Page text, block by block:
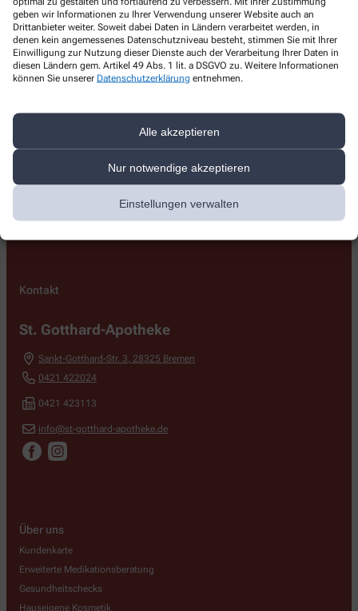
geben wir Informationen zu Ihrer Verwendung unserer Website auch an
Drittanbieter weiter. Soweit dabei Daten in Ländern verarbeitet werden, in
denen kein angemessenes Datenschutzniveau besteht, stimmen Sie mit Ihrer
Einwilligung zur Nutzung dieser Dienste auch der Verarbeitung Ihrer Daten in
diesen Ländern gem. Artikel 49 Abs. 1 lit. a DSGVO zu. Weitere Informationen
können Sie unserer Datenschutzerklärung entnehmen.
Alle akzeptieren
Nur notwendige akzeptieren
Einstellungen verwalten
E-Mail-Adresse
info@st-gotthard-apotheke.de
Mit dem Laden der Karte stimmen Sie den
Klicken Sie auf „Karte Laden“, um Google
map zu aktivieren.
Kontakt
St. Gotthard-Apotheke
Sankt-Gotthard-Str. 3 28325 Bremen
0421 422024
0421 423113
info@st-gotthard-apotheke.de
Über uns
Kundenkarte
Erweiterte Medikationsberatung
Gesundheitschecks
Hauseigene Kosmetik